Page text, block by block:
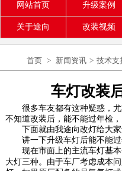
网站首页 升级案例
关于途向 改装视频
首页 > 新闻资讯 > 技术支
车灯改装
很多车友都有这种疑惑，
不知道改装后，能不能过年检，
下面就由我途向改灯给大
讲一下升级车灯后能不能
现在市面上的主流车灯基本
大灯三种。由于车厂考虑成本